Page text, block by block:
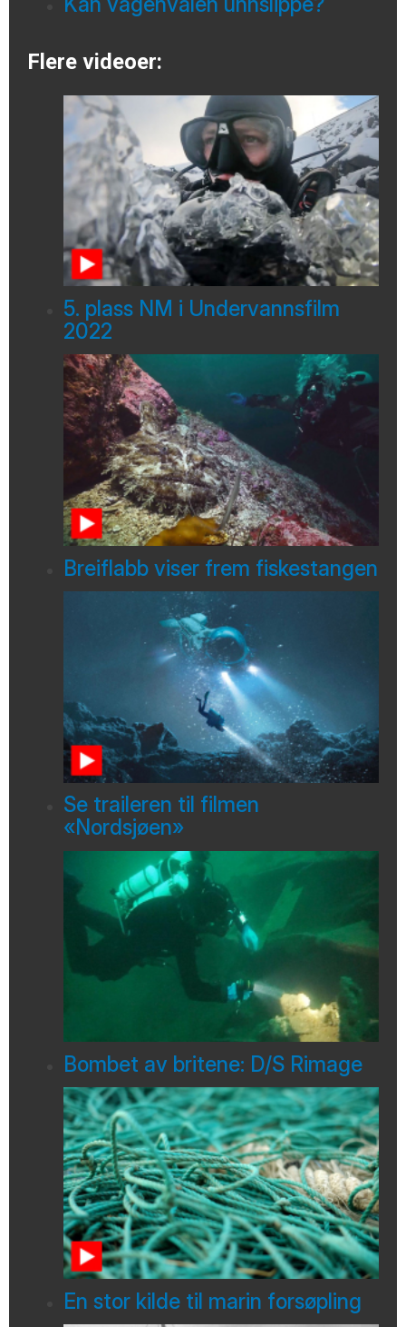
Flere videoer:
5. plass NM i Undervannsfilm
2022
Breiflabb viser frem fiskestangen
Se traileren til filmen
«Nordsjøen»
Bombet av britene: D/S Rimage
En stor kilde til marin forsøpling